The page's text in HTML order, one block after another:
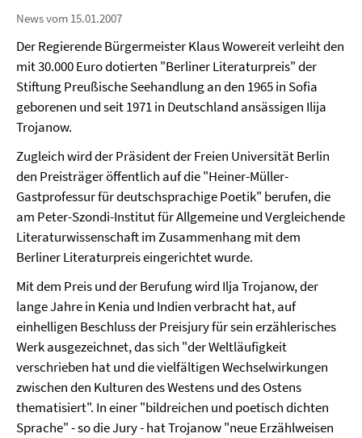
News vom 15.01.2007
Der Regierende Bürgermeister Klaus Wowereit verleiht den
mit 30.000 Euro dotierten "Berliner Literaturpreis" der
Stiftung Preußische Seehandlung an den 1965 in Sofia
geborenen und seit 1971 in Deutschland ansässigen Ilija
Trojanow.
Zugleich wird der Präsident der Freien Universität Berlin
den Preisträger öffentlich auf die "Heiner-Müller-
Gastprofessur für deutschsprachige Poetik" berufen, die
am Peter-Szondi-Institut für Allgemeine und Vergleichende
Literaturwissenschaft im Zusammenhang mit dem
Berliner Literaturpreis eingerichtet wurde.
Mit dem Preis und der Berufung wird Ilja Trojanow, der
lange Jahre in Kenia und Indien verbracht hat, auf
einhelligen Beschluss der Preisjury für sein erzählerisches
Werk ausgezeichnet, das sich "der Weltläufigkeit
verschrieben hat und die vielfältigen Wechselwirkungen
zwischen den Kulturen des Westens und des Ostens
thematisiert". In einer "bildreichen und poetisch dichten
Sprache" - so die Jury - hat Trojanow "neue Erzählweisen